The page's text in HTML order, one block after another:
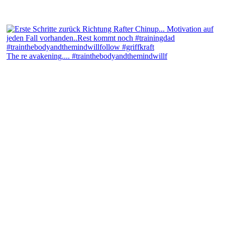
The re avakening.... #trainthebodyandthemindwillf